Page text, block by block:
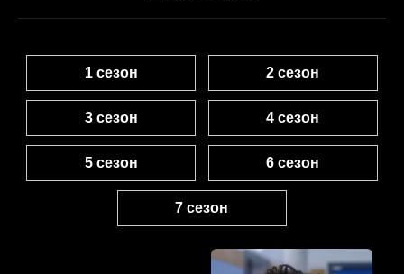
1 сезон 2 сезон
3 сезон 4 сезон
5 сезон 6 сезон
7 сезон